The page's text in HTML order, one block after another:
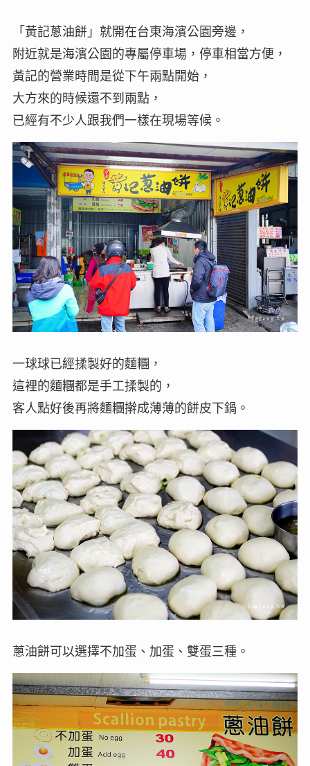
「黃記蔥油餅」就開在台東海濱公園旁邊，
附近就是海濱公園的專屬停車場，停車相當方便，
黃記的營業時間是從下午兩點開始，
大方來的時候還不到兩點，
已經有不少人跟我們一樣在現場等候。
一球球已經揉製好的麵糰，
這裡的麵糰都是手工揉製的，
客人點好後再將麵糰擀成薄薄的餅皮下鍋。
蔥油餅可以選擇不加蛋、加蛋、雙蛋三種。